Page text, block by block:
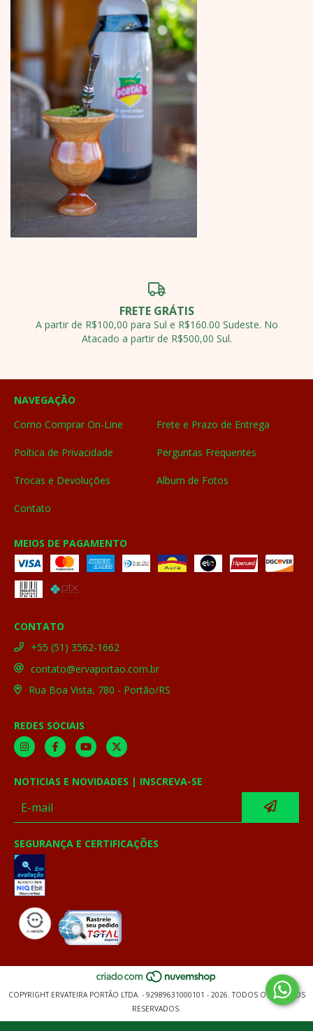
FRETE GRÁTIS
A partir de R$100,00 para Sul e R$160.00 Sudeste. No
Atacado a partir de R$500,00 Sul.
NAVEGAÇÃO
Como Comprar On-Line
Frete e Prazo de Entrega
Poítica de Privacidade Perguntas Frequentes
Trocas e Devoluções Album de Fotos
Contato
MEIOS DE PAGAMENTO
CONTATO
+55 (51) 3562-1662
contato@ervaportao.com.br
Rua Boa Vista, 780 - Portão/RS
REDES SOCIAIS
NOTICIAS E NOVIDADES | INSCREVA-SE
SEGURANÇA E CERTIFICAÇÕES
COPYRIGHT ERVATEIRA PORTÃO LTDA. - 92989631000101 - 2026. TODOS OS DIREITOS
RESERVADOS.